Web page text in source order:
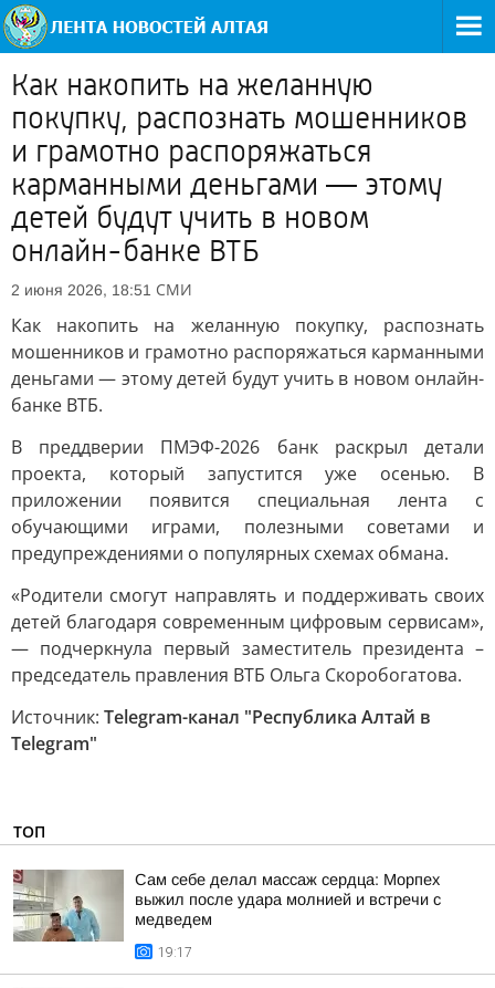
Как накопить на желанную
покупку, распознать мошенников
и грамотно распоряжаться
карманными деньгами — этому
детей будут учить в новом
онлайн-банке ВТБ
2 июня 2026, 18:51 СМИ
Как накопить на желанную покупку, распознать
мошенников и грамотно распоряжаться карманными
деньгами — этому детей будут учить в новом онлайн-
банке ВТБ.
В преддверии ПМЭФ-2026 банк раскрыл детали
проекта, который запустится уже осенью. В
приложении появится специальная лента с
обучающими играми, полезными советами и
предупреждениями о популярных схемах обмана.
«Родители смогут направлять и поддерживать своих
детей благодаря современным цифровым сервисам»,
— подчеркнула первый заместитель президента –
председатель правления ВТБ Ольга Скоробогатова.
Источник: Telegram-канал "Республика Алтай в
Telegram"
ТОП
Сам себе делал массаж сердца: Морпех
выжил после удара молнией и встречи с
медведем
19:17